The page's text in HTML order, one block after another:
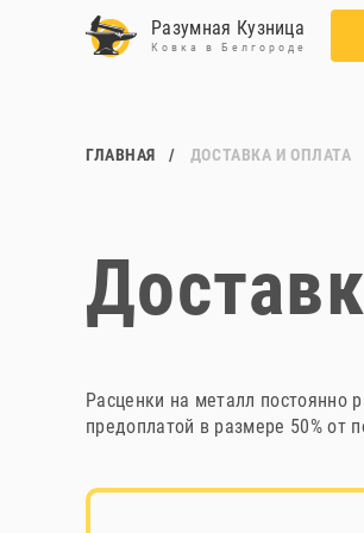
Разумная Кузница
Ковка в Белгороде
ГЛАВНАЯ ДОСТАВКА И ОПЛАТА
Расценки на металл постоянно
предоплатой в размере 50% от